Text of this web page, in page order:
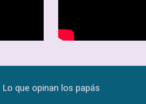
Lo que opinan los papás